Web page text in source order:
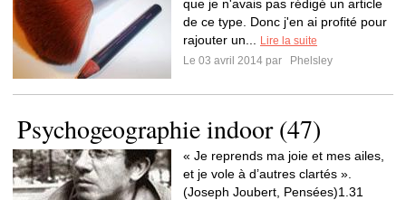
que je n'avais pas rédigé un article
de ce type. Donc j'en ai profité pour
rajouter un...
Lire la suite
Le 03 avril 2014 par
Phelsley
Psychogeographie indoor (47)
« Je reprends ma joie et mes ailes,
et je vole à d’autres clartés ».
(Joseph Joubert, Pensées)1.31